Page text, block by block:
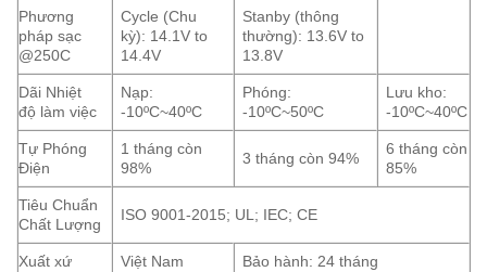
Phương
pháp sạc
@250C
Cycle (Chu
kỳ): 14.1V to
14.4V
Stanby (thông
thường): 13.6V to
13.8V
Dãi Nhiệt
độ làm việc
Nạp:
-10ºC~40ºC
Phóng:
-10ºC~50ºC
Lưu kho:
-10ºC~40ºC
Tự Phóng
Điện
1 tháng còn
98%
3 tháng còn 94%
6 tháng còn
85%
Tiêu Chuẩn
Chất Lượng
ISO 9001-2015; UL; IEC; CE
Xuất xứ Việt Nam Bảo hành: 24 tháng